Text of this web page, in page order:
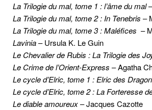
La Trilogie du mal, tome 1 : l’âme du mal
La Trilogie du mal, tome 2 : In Tenebris –
La Trilogie du mal, tome 3 : Maléfices –
Lavinia– Ursula K. Le Guin
Le Chevalier de Rubis : La Trilogie des
Le Crime de l’Orient-Express – Agatha
Le cycle d’Elric, tome 1 : Elric des
Le cycle d’Elric, tome 2 : La Forteresse
Le diable amoureux– Jacques Cazotte